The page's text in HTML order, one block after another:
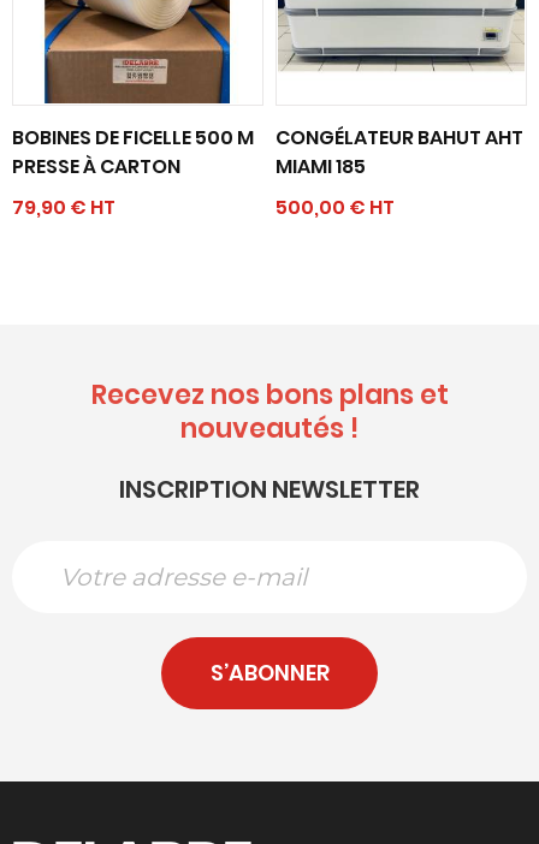
BOBINES DE FICELLE 500 M
PRESSE À CARTON
79,90 € HT
CONGÉLATEUR BAHUT AHT
MIAMI 185
500,00 € HT
Recevez nos bons plans et
nouveautés !
INSCRIPTION NEWSLETTER
S’ABONNER